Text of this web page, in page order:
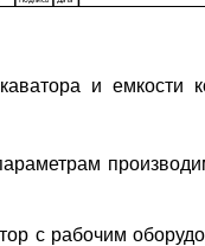
и
с рабочим